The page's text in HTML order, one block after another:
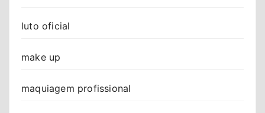
luto oficial
make up
maquiagem profissional